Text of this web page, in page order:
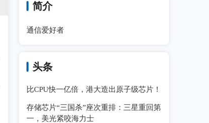
简介
通信爱好者
头条
比CPU快一亿倍，港大造出原子级芯片！
存储芯片“三国杀”座次重排：三星重回第
一，美光紧咬海力士